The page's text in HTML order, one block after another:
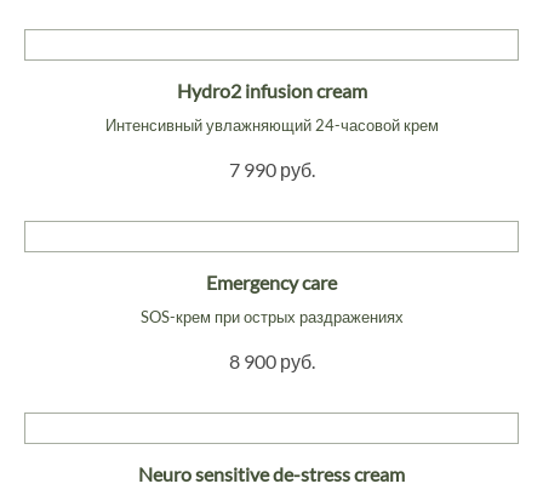
Hydro2 infusion cream
Интенсивный увлажняющий 24-часовой крем
7 990 руб.
Emergency care
SOS-крем при острых раздражениях
8 900 руб.
Neuro sensitive de-stress cream